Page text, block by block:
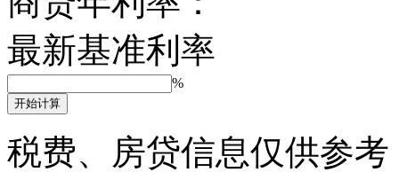
最新基准利率
%
开始计算
税费、房贷信息仅供参